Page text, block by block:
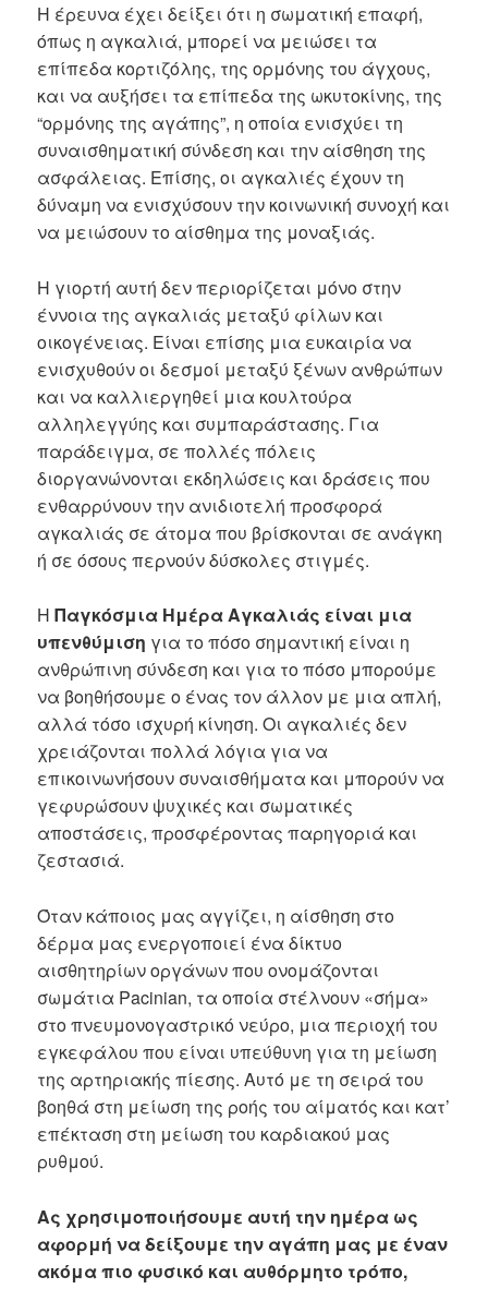
Η έρευνα έχει δείξει ότι η σωματική επαφή,
όπως η αγκαλιά, μπορεί να μειώσει τα
επίπεδα κορτιζόλης, της ορμόνης του άγχους,
και να αυξήσει τα επίπεδα της ωκυτοκίνης, της
“ορμόνης της αγάπης”, η οποία ενισχύει τη
συναισθηματική σύνδεση και την αίσθηση της
ασφάλειας. Επίσης, οι αγκαλιές έχουν τη
δύναμη να ενισχύσουν την κοινωνική συνοχή και
να μειώσουν το αίσθημα της μοναξιάς.
Η γιορτή αυτή δεν περιορίζεται μόνο στην
έννοια της αγκαλιάς μεταξύ φίλων και
οικογένειας. Είναι επίσης μια ευκαιρία να
ενισχυθούν οι δεσμοί μεταξύ ξένων ανθρώπων
και να καλλιεργηθεί μια κουλτούρα
αλληλεγγύης και συμπαράστασης. Για
παράδειγμα, σε πολλές πόλεις
διοργανώνονται εκδηλώσεις και δράσεις που
ενθαρρύνουν την ανιδιοτελή προσφορά
αγκαλιάς σε άτομα που βρίσκονται σε ανάγκη
ή σε όσους περνούν δύσκολες στιγμές.
ΗΠαγκόσμια Ημέρα Αγκαλιάς είναι μια
υπενθύμιση για το πόσο σημαντική είναι η
ανθρώπινη σύνδεση και για το πόσο μπορούμε
να βοηθήσουμε ο ένας τον άλλον με μια απλή,
αλλά τόσο ισχυρή κίνηση. Οι αγκαλιές δεν
χρειάζονται πολλά λόγια για να
επικοινωνήσουν συναισθήματα και μπορούν να
γεφυρώσουν ψυχικές και σωματικές
αποστάσεις, προσφέροντας παρηγοριά και
ζεστασιά.
Όταν κάποιος μας αγγίζει, η αίσθηση στο
δέρμα μας ενεργοποιεί ένα δίκτυο
αισθητηρίων οργάνων που ονομάζονται
σωμάτια Pacinian, τα οποία στέλνουν «σήμα»
στο πνευμονογαστρικό νεύρο, μια περιοχή του
εγκεφάλου που είναι υπεύθυνη για τη μείωση
της αρτηριακής πίεσης. Αυτό με τη σειρά του
βοηθά στη μείωση της ροής του αίματός και κατ’
επέκταση στη μείωση του καρδιακού μας
ρυθμού.
Ας χρησιμοποιήσουμε αυτή την ημέρα ως
αφορμή να δείξουμε την αγάπη μας με έναν
ακόμα πιο φυσικό και αυθόρμητο τρόπο,